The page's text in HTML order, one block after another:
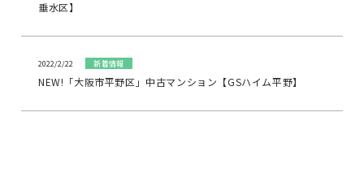
垂水区】
2022/2/22 新着情報
NEW!「大阪市平野区」中古マンション【GSハイム平野】